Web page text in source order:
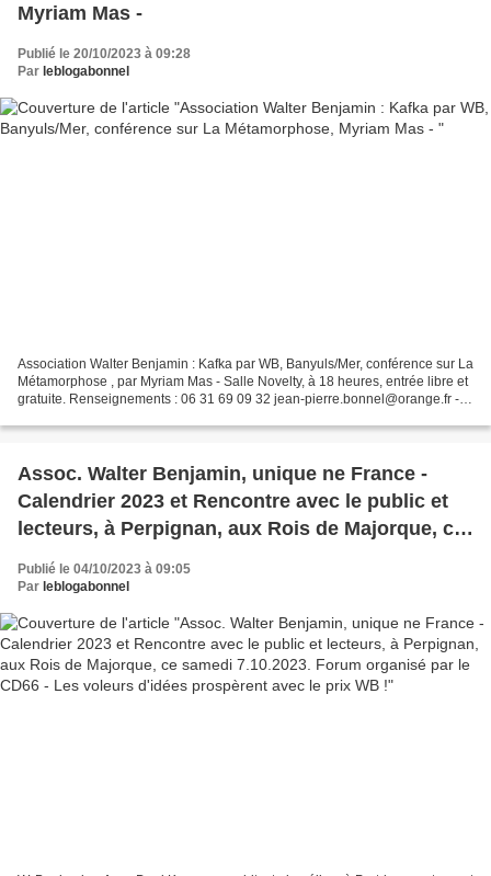
Myriam Mas -
Publié le 20/10/2023 à 09:28
Par leblogabonnel
Association Walter Benjamin : Kafka par WB, Banyuls/Mer, conférence sur La
Métamorphose , par Myriam Mas - Salle Novelty, à 18 heures, entrée libre et
gratuite. Renseignements : 06 31 69 09 32 jean-pierre.bonnel@orange.fr - -
Assoc. Walter Benjamin, unique ne France -
Calendrier 2023 et Rencontre avec le public et
lecteurs, à Perpignan, aux Rois de Majorque, ce
samedi 7.10.2023. Forum organisé par le CD66 -
Les voleurs d'idées prospèrent avec le prix WB !
Publié le 04/10/2023 à 09:05
Par leblogabonnel